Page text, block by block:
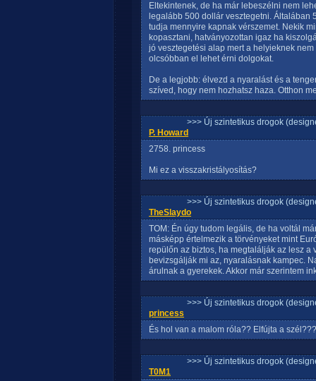
Eltekintenek, de ha már lebeszélni nem
legalább 500 dollár vesztegetni. Általában
tudja mennyire kapnak vérszemet. Nekik
kopasztani, hatványozottan igaz ha
jó vesztegetési alap mert a helyieknek
olcsóbban el lehet érni dolgokat.
De a legjobb: élvezd a nyaralást és a
szíved, hogy nem hozhatsz haza. Otthon
>>> Új szintetikus drogok
P. Howard
2758. princess
Mi ez a visszakristályosítás?
>>> Új szintetikus drogok
TheSlaydo
TOM: Én úgy tudom legális, de ha voltál
másképp értelmezik a törvényeket mint
repülőn az biztos, ha megtalálják az lesz a
bevizsgálják mi az, nyaralásnak kampec.
árulnak a gyerekek. Akkor már szerintem
>>> Új szintetikus drogok
princess
És hol van a malom róla?? Elfújta a
>>> Új szintetikus drogok
T0M1